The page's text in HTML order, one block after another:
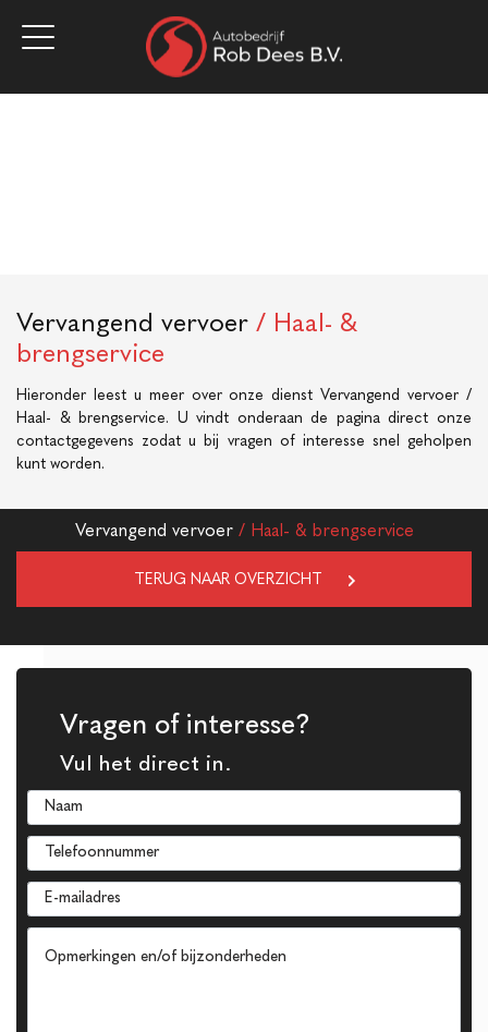
Aanbod
Vervangend vervoer / Haal- &
brengservice
Hieronder leest u meer over onze dienst Vervangend vervoer /
Haal- & brengservice. U vindt onderaan de pagina direct onze
contactgegevens zodat u bij vragen of interesse snel geholpen
kunt worden.
Vervangend vervoer / Haal- & brengservice
TERUG NAAR OVERZICHT
Vragen of interesse?
Vul het direct in.